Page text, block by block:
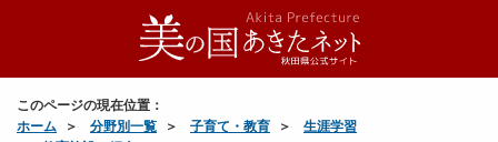
このページの現在位置：
ホーム
分野別一覧 子育て・教育
生涯学習